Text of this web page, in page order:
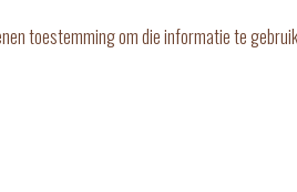
toestemming om die informatie te